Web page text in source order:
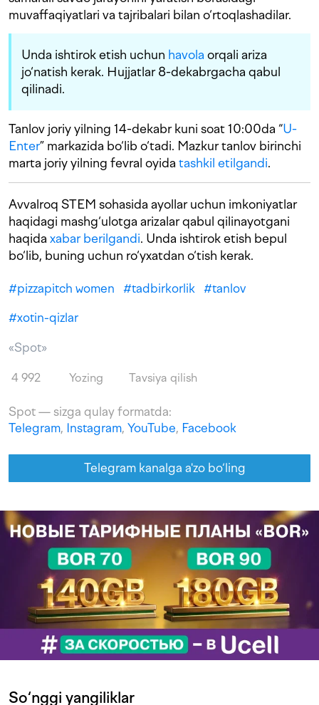
muvaffaqiyatlari va tajribalari bilan o‘rtoqlashadilar.
Unda ishtirok etish uchun havola orqali ariza
jo‘natish kerak. Hujjatlar 8-dekabrgacha qabul
qilinadi.
Tanlov joriy yilning 14-dekabr kuni soat 10:00da “U-
Enter” markazida bo‘lib o‘tadi. Mazkur tanlov birinchi
marta joriy yilning fevral oyida tashkil etilgandi.
Avvalroq STEM sohasida ayollar uchun imkoniyatlar
haqidagi mashg‘ulotga arizalar qabul qilinayotgani
haqida xabar berilgandi. Unda ishtirok etish bepul
bo‘lib, buning uchun ro‘yxatdan o‘tish kerak.
#pizzapitch women #tadbirkorlik #tanlov
#xotin-qizlar
«Spot»
4 992 Yozing Tavsiya qilish
Spot — sizga qulay formatda:
Telegram, Instagram, YouTube, Facebook
Telegram kanalga a'zo bo‘ling
So‘nggi yangiliklar